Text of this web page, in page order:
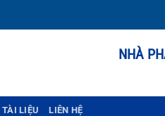
NHÀ
TÀI LIỆU LIÊN HỆ